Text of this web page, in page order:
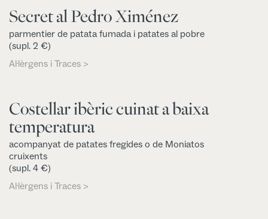
Secret al Pedro Ximénez
parmentier de patata fumada i patates al pobre
(supl. 2 €)
Al·lèrgens i Traces >
Costellar ibèric cuinat a baixa
temperatura
acompanyat de patates fregides o de Moniatos
cruixents
(supl. 4 €)
Al·lèrgens i Traces >